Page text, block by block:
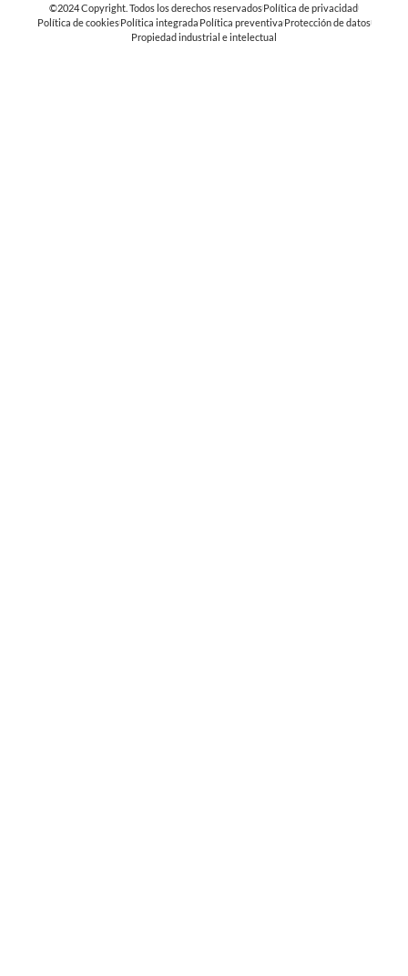
©2024 Copyright. Todos los derechos reservadosPolítica de privacidad
Política de cookiesPolítica integradaPolítica preventivaProtección de datos
Propiedad industrial e intelectual